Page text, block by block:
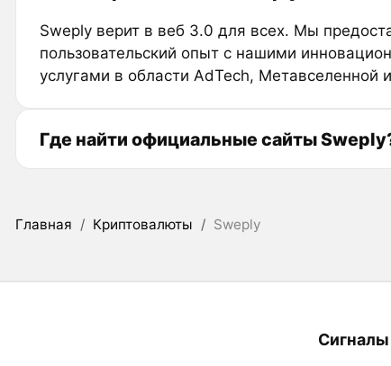
Sweply верит в веб 3.0 для всех. Мы
пользовательский опыт с нашими
услугами в области AdTech, Метавселенной
Где найти официальные сайты
Главная / Криптовалюты / Sweply
Сигналы